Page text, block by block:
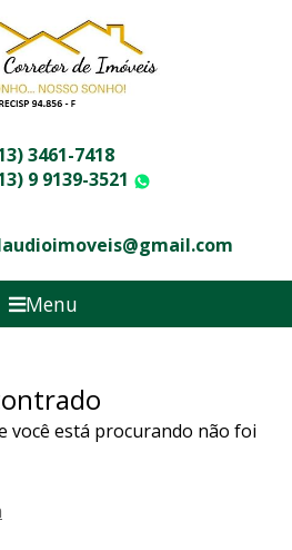
3461-7418
9 9139-3521
Menu
você está procurando não foi